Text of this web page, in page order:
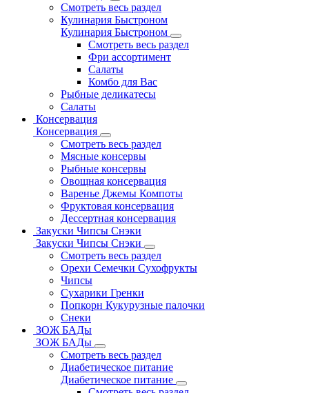
Смотреть весь раздел
Кулинария Быстроном
Кулинария Быстроном
Смотреть весь раздел
Фри ассортимент
Салаты
Комбо для Вас
Рыбные деликатесы
Салаты
Консервация
Консервация
Смотреть весь раздел
Мясные консервы
Рыбные консервы
Овощная консервация
Варенье Джемы Компоты
Фруктовая консервация
Дессертная консервация
Закуски Чипсы Снэки
Закуски Чипсы Снэки
Смотреть весь раздел
Орехи Семечки Сухофрукты
Чипсы
Сухарики Гренки
Попкорн Кукурузные палочки
Снеки
ЗОЖ БАДы
ЗОЖ БАДы
Смотреть весь раздел
Диабетическое питание
Диабетическое питание